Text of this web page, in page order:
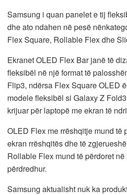
Samsung i quan panelet e tij
dhe ato ndahen në pesë
Flex Square, Rollable Flex dhe
Ekranet OLED Flex Bar janë të
fleksibël në një format të
Flip3, ndërsa Flex Square OLED
modele fleksibël si Galaxy Z
krijuar për laptopë me ekran të
OLED Flex me rrëshqitje mund të
ekran rrëshqitës dhe të
Rollable Flex mund të përdoret
përdredhur.
Samsung aktualisht nuk ka